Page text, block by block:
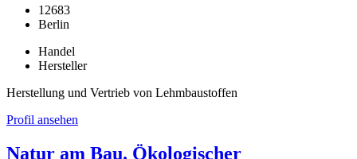
12683
Berlin
Handel
Hersteller
Herstellung und Vertrieb von Lehmbaustoffen
Profil ansehen
Natur am Bau. Ökologischer